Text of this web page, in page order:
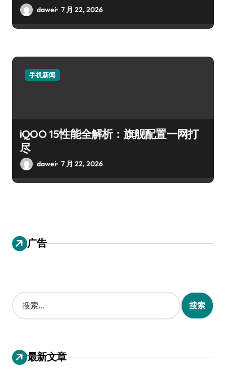
dawei 7 月 22, 2026
手机新闻
iQOO 15性能全解析：旗舰配置一网打
尽
dawei 7 月 22, 2026
广告
搜
索
：
最新文章